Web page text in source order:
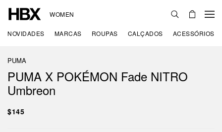
WOMEN
NOVIDADES MARCAS ROUPAS CALÇADOS ACESSÓRIOS
PUMA
PUMA X POKÉMON Fade NITRO
Umbreon
$145